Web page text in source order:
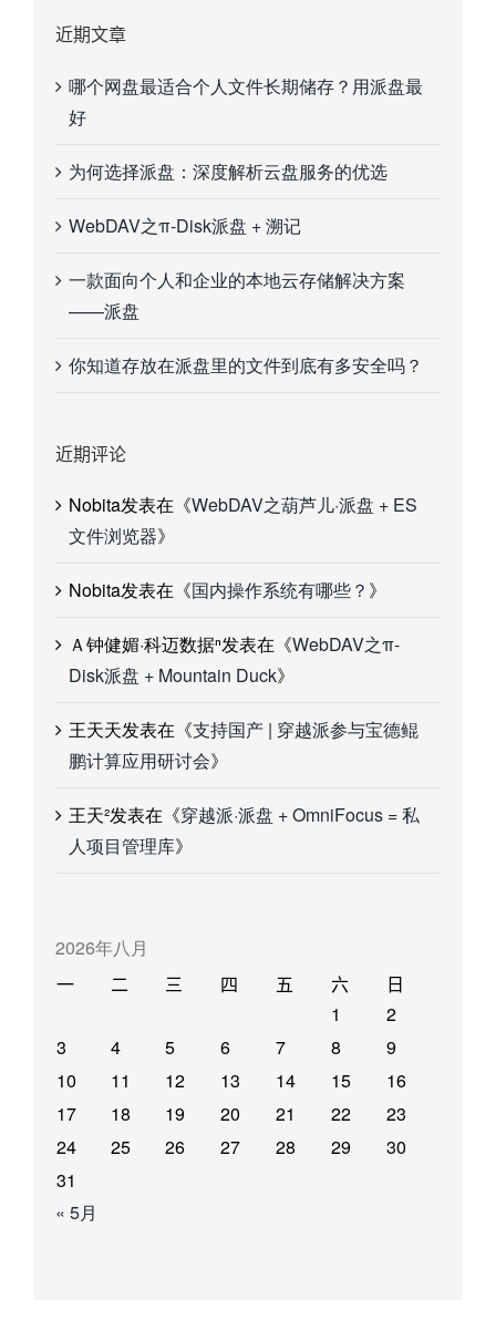
近期文章
哪个网盘最适合个人文件长期储存？用派盘最
好
为何选择派盘：深度解析云盘服务的优选
WebDAV之π-Disk派盘 + 溯记
一款面向个人和企业的本地云存储解决方案
——派盘
你知道存放在派盘里的文件到底有多安全吗？
近期评论
Nobita发表在《WebDAV之葫芦儿·派盘 + ES
文件浏览器》
Nobita发表在《国内操作系统有哪些？ 》
Ａ钟健媚·科迈数据ⁿ发表在《WebDAV之π-
Disk派盘 + Mountain Duck》
王天天发表在《支持国产 | 穿越派参与宝德鲲
鹏计算应用研讨会》
王天²发表在《穿越派·派盘 + OmniFocus = 私
人项目管理库》
2026年八月
一 二 三 四 五 六 日
1
2
3
4 5 6 7 8
9
10
11 12 13 14 15
16
17
18 19 20 21 22
23
24
25 26 27 28 29
30
31
« 5月